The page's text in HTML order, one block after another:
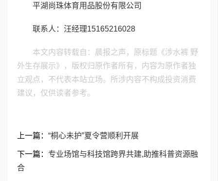
平湖尚珠体育用品股份有限公司
联系人：汪经理15165216028
本文内容转载自：晨报之声，原标题《涉水裤 野
外生存展示》，版权归原作者所有，内容为原作者独
立观点，不代表本站立场。所涉内容不构成投资消费
建议，仅供读者参考。
上一篇： “桐心未护”夏令营顺利开展
下一篇： 专业场馆与科技馆跨界共建,助推科普资源融
合